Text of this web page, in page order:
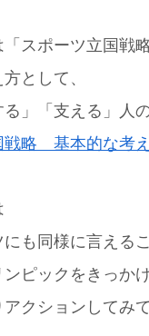
スポーツ立国戦
として、
る」「支える」人
戦略 基本的な考
も同様に言える
ピックをきっか
クションしてみ